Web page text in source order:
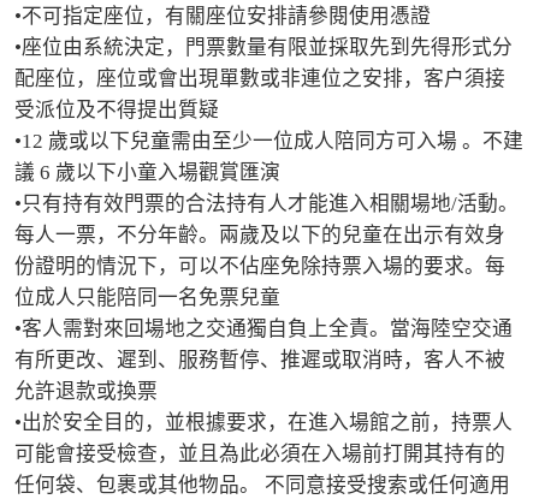
•不可指定座位，有關座位安排請參閱使用憑證
•座位由系統決定，門票數量有限並採取先到先得形式分
配座位，座位或會出現單數或非連位之安排，客户須接
受派位及不得提出質疑
•12 歲或以下兒童需由至少一位成人陪同方可入場 。不建
議 6 歲以下小童入場觀賞匯演
•只有持有效門票的合法持有人才能進入相關場地/活動。
每人一票，不分年齡。兩歲及以下的兒童在出示有效身
份證明的情況下，可以不佔座免除持票入場的要求。每
位成人只能陪同一名免票兒童
•客人需對來回場地之交通獨自負上全責。當海陸空交通
有所更改、遲到、服務暫停、推遲或取消時，客人不被
允許退款或換票
•出於安全目的，並根據要求，在進入場館之前，持票人
可能會接受檢查，並且為此必須在入場前打開其持有的
任何袋、包裹或其他物品。 不同意接受搜索或任何適用